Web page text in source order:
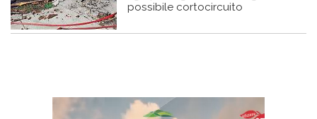
possibile cortocircuito